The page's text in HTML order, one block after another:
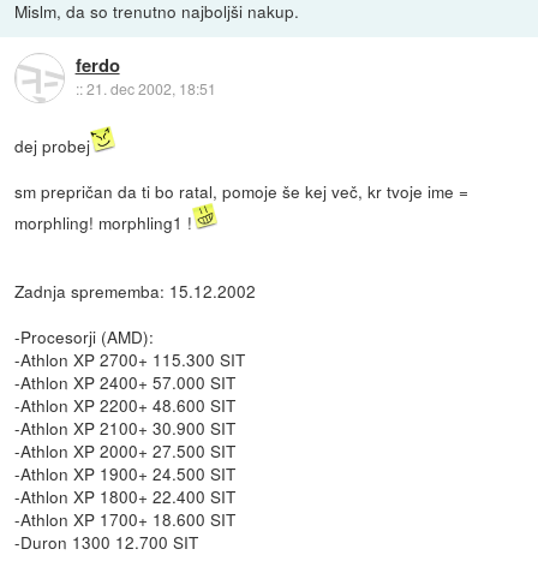
Mislm, da so trenutno najboljši nakup.
ferdo
::21. dec 2002, 18:51
dej probej
sm prepričan da ti bo ratal, pomoje še kej več, kr tvoje ime =
morphling! morphling1 !
Zadnja sprememba: 15.12.2002
-Procesorji (AMD):
-Athlon XP 2700+ 115.300 SIT
-Athlon XP 2400+ 57.000 SIT
-Athlon XP 2200+ 48.600 SIT
-Athlon XP 2100+ 30.900 SIT
-Athlon XP 2000+ 27.500 SIT
-Athlon XP 1900+ 24.500 SIT
-Athlon XP 1800+ 22.400 SIT
-Athlon XP 1700+ 18.600 SIT
-Duron 1300 12.700 SIT